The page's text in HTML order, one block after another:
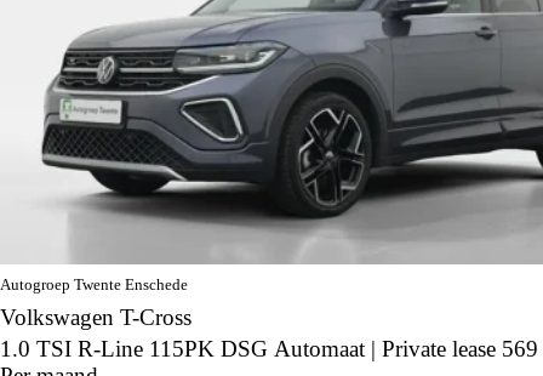
Autogroep Twente Enschede
Volkswagen T-Cross
1.0 TSI R-Line 115PK DSG Automaat | Private lease 569